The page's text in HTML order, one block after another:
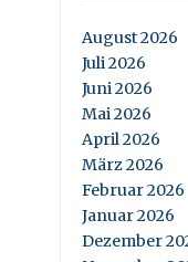
August 2026
Juli 2026
Juni 2026
Mai 2026
April 2026
März 2026
Februar 2026
Januar 2026
Dezember